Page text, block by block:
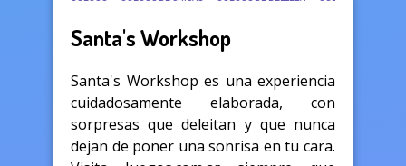
Santa's Workshop
Santa's Workshop es una experiencia
cuidadosamente elaborada, con
sorpresas que deleitan y que nunca
dejan de poner una sonrisa en tu cara.